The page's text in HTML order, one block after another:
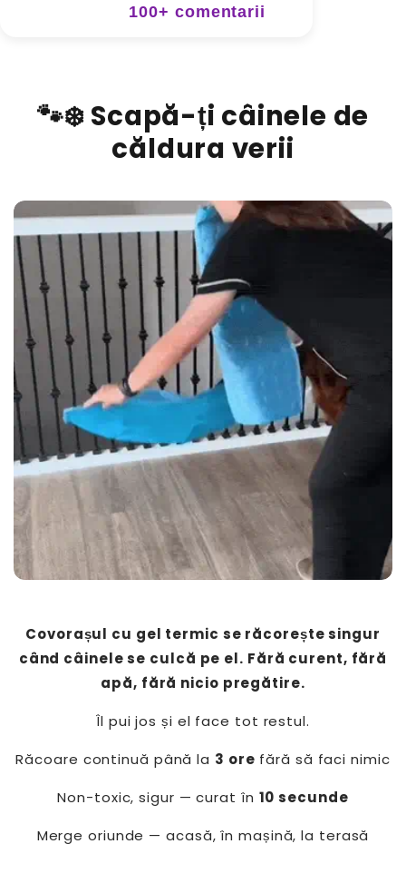
100+ comentarii
🐾❄️ Scapă-ți câinele de
căldura verii
Covorașul cu gel termic se răcorește singur
când câinele se culcă pe el. Fără curent, fără
apă, fără nicio pregătire.
Îl pui jos și el face tot restul.
Răcoare continuă până la 3 ore fără să faci nimic
Non-toxic, sigur — curat în 10 secunde
Merge oriunde — acasă, în mașină, la terasă